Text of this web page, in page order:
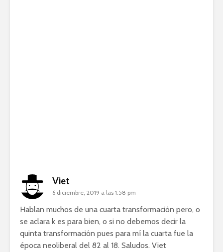
Viet
6 diciembre, 2019 a las 1:58 pm
Hablan muchos de una cuarta transformación pero, o
se aclara k es para bien, o si no debemos decir la
quinta transformación pues para mí la cuarta fue la
época neoliberal del 82 al 18. Saludos. Viet